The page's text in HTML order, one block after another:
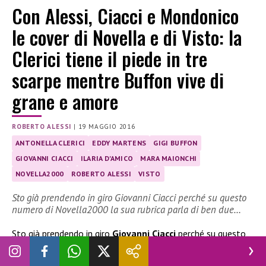
Con Alessi, Ciacci e Mondonico
le cover di Novella e di Visto: la
Clerici tiene il piede in tre
scarpe mentre Buffon vive di
grane e amore
ROBERTO ALESSI | 19 MAGGIO 2016
ANTONELLA CLERICI EDDY MARTENS
GIGI BUFFON
GIOVANNI CIACCI
ILARIA D'AMICO
MARA MAIONCHI
NOVELLA2000
ROBERTO ALESSI VISTO
Sto già prendendo in giro Giovanni Ciacci perché su questo
numero di Novella2000 la sua rubrica parla di ben due…
Sto già prendendo in giro Giovanni Ciacci perché su questo
numero di
Novella2000 la sua rubrica parla di ben due libri:
uno di
Mara Maionchie uno diBarbara d’Urso